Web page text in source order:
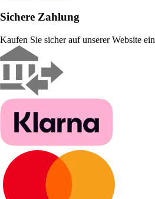
Sichere Zahlung
Kaufen Sie sicher auf unserer Website ein